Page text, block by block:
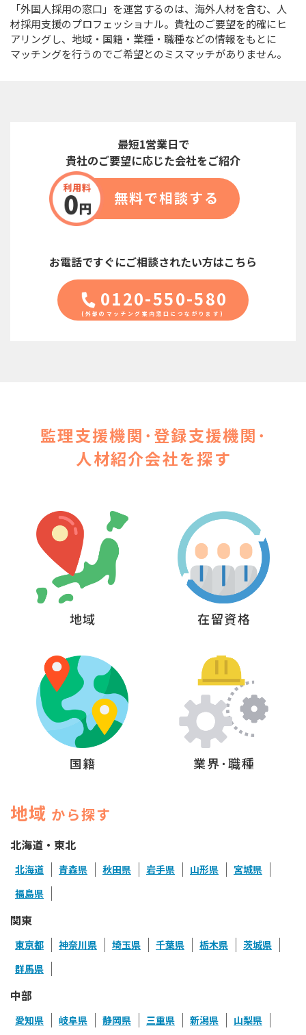
「外国人採用の窓口」を運営するのは、海外人材を含む、人
材採用支援のプロフェッショナル。貴社のご要望を的確にヒ
アリングし、地域・国籍・業種・職種などの情報をもとに
マッチングを行うのでご希望とのミスマッチがありません。
最短1営業日で
貴社のご要望に応じた会社をご紹介
無料で相談する
お電話ですぐにご相談されたい方はこちら
0120-550-580
監理支援機関･登録支援機関･
人材紹介会社を探す
地域 在留資格
国籍 業界･職種
地域 から探す
北海道・東北
北海道 青森県 秋田県 岩手県 山形県
宮城県
福島県
関東
東京都 神奈川県 埼玉県 千葉県 栃木県
茨城県
群馬県
中部
愛知県 岐阜県 静岡県 三重県 新潟県 山梨県